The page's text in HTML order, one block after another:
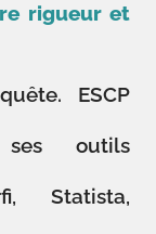
rigueur et
ESCP
ses outils
Statista,